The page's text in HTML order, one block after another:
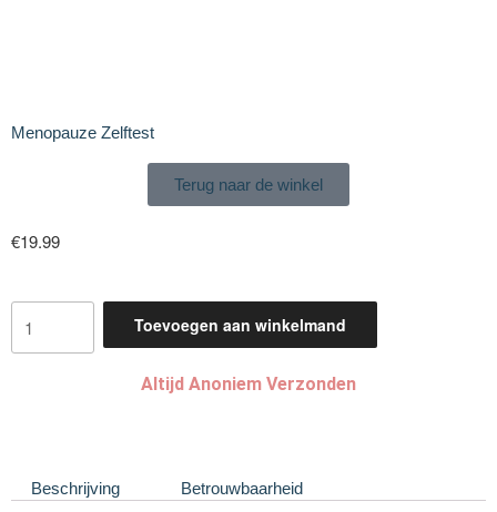
Menopauze Zelftest
Terug naar de winkel
€19.99
Toevoegen aan winkelmand
Altijd Anoniem Verzonden
Beschrijving Betrouwbaarheid